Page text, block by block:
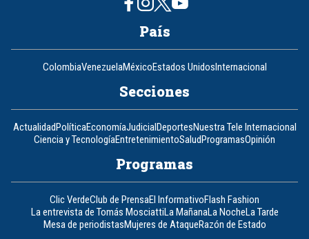
País
ColombiaVenezuelaMéxicoEstados UnidosInternacional
Secciones
ActualidadPolíticaEconomíaJudicialDeportesNuestra Tele Internacional
Ciencia y TecnologíaEntretenimientoSaludProgramasOpinión
Programas
Clic VerdeClub de PrensaEl InformativoFlash Fashion
La entrevista de Tomás MosciattiLa MañanaLa NocheLa Tarde
Mesa de periodistasMujeres de AtaqueRazón de Estado